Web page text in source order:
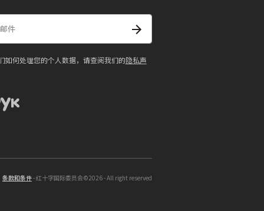
如何处理您的个人数据，请查阅我们的隐私声
条款和条件- 红十字国际委员会©2026 - All right reserved